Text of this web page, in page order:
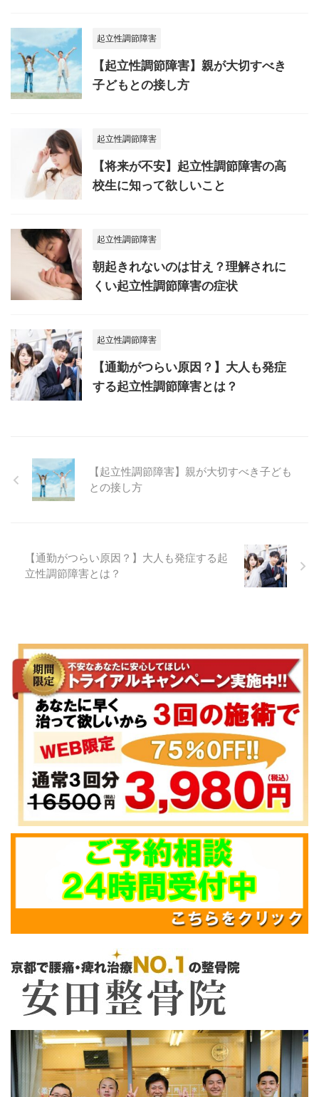
起立性調節障害
【起立性調節障害】親が大切すべき
子どもとの接し方
起立性調節障害
【将来が不安】起立性調節障害の高
校生に知って欲しいこと
起立性調節障害
朝起きれないのは甘え？理解されに
くい起立性調節障害の症状
起立性調節障害
【通勤がつらい原因？】大人も発症
する起立性調節障害とは？
【起立性調節障害】親が大切すべき子ども
との接し方
【通勤がつらい原因？】大人も発症する起
立性調節障害とは？